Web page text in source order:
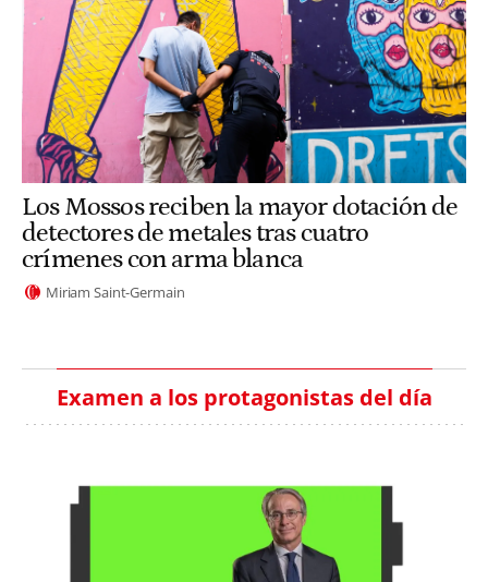
Los Mossos reciben la mayor dotación de
detectores de metales tras cuatro
crímenes con arma blanca
Miriam Saint-Germain
Examen a los protagonistas del día